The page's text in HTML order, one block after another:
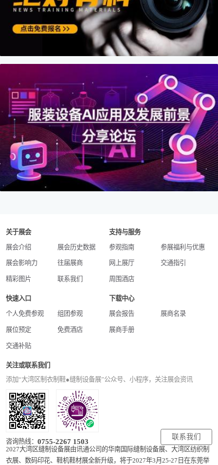
关于展会
展会介绍 展会历史数据
展会影响力 往届展商
精彩图片 联系我们
支持与服务
参观指南 参展福利与优惠
网上展厅 交通指引
周围酒店
快速入口
个人免费参观 组团参观
展位预定 免费酒店
交通补贴
下载中心
展会报告 展商名录
展商手册
关注或联系我们
添加“大湾区制衣制鞋●缝制设备展”公众号、小程序，关注展会资讯
咨询热线：0755-2267 1503
联系我们
2027大湾区缝制设备展由讯通公司的华南国际缝制设备展、大湾区纺织制
衣展、数码印花、鞋机鞋材展全新升级，将于2027年3月25-27日在东莞举